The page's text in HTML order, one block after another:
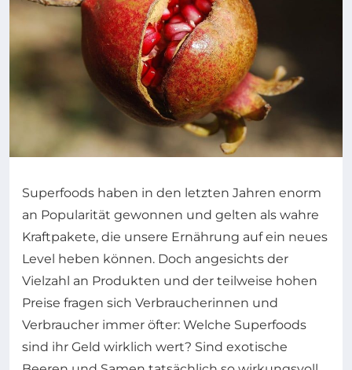
Superfoods haben in den letzten Jahren enorm
an Popularität gewonnen und gelten als wahre
Kraftpakete, die unsere Ernährung auf ein neues
Level heben können. Doch angesichts der
Vielzahl an Produkten und der teilweise hohen
Preise fragen sich Verbraucherinnen und
Verbraucher immer öfter: Welche Superfoods
sind ihr Geld wirklich wert? Sind exotische